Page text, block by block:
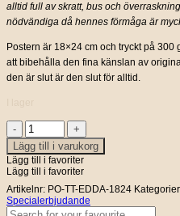
alltid full av skratt, bus och
nödvändiga då hennes förmåga är
Postern är 18×24 cm och tryckt på
att bibehålla den fina känslan av
den är slut är den slut för alltid.
18X24
MISS
EDDA
mängd
Lägg till i varukorg
Lägg till i favoriter
Lägg till i favoriter
Artikelnr: PO-TT-EDDA-1824
Specialerbjudande
Sök